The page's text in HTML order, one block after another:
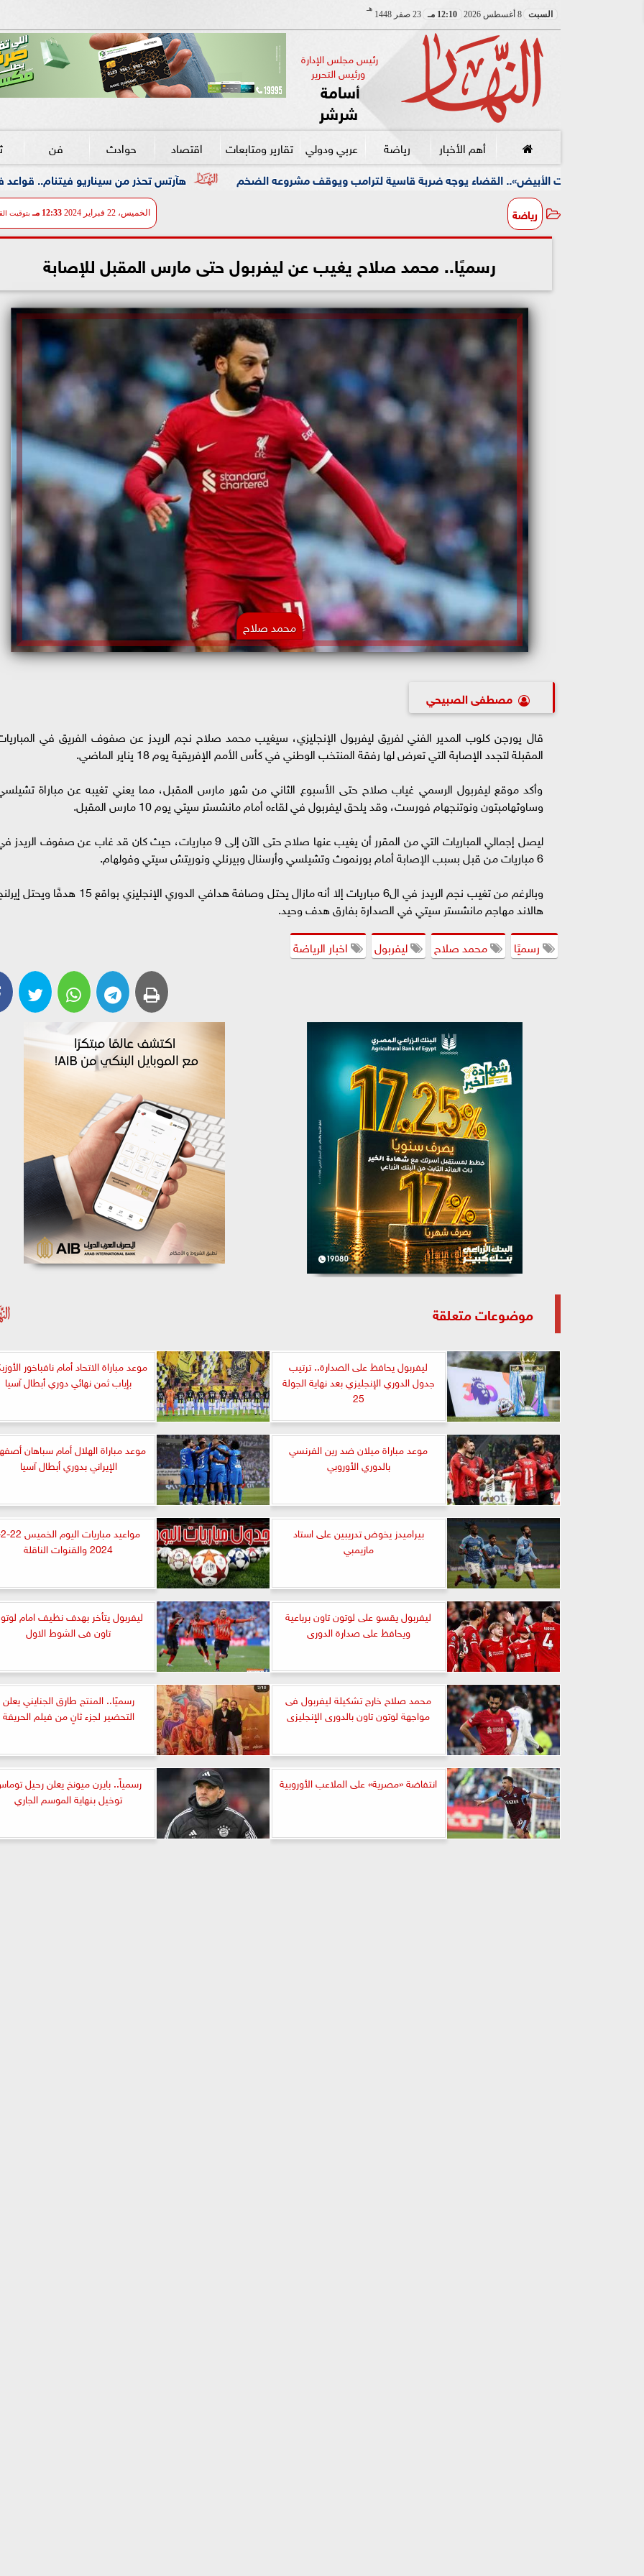
السبت 8 أغسطس 2026 12:10 مـ 23 صفر 1448
هـ
رئيس مجلس الإدارة
ورئيس التحرير
أسامة
شرشر
أهم الأخبار رياضة عربي ودولي تقارير ومتابعات اقتصاد حوادث فن
هآرتس تحذر من سيناريو فيتنام.. قواعد في لبنان واحتلال القضاء يوجه ضربة قاسية لترامب ويوقف مشروعه الضخم
رياضة الخميس، 22 فبراير 2024 12:33 مـ بتوقيت
رسميًا.. محمد صلاح يغيب عن ليفربول حتى مارس المقبل للإصابة
محمد صلاح
مصطفى الصبيحي
قال يورجن كلوب المدير الفني لفريق ليفربول الإنجليزي، سيغيب محمد صلاح نجم الريدز عن صفوف الفريق في
المقبلة لتجدد الإصابة التي تعرض لها رفقة المنتخب الوطني في كأس الأمم الإفريقية يوم 18 يناير الماضي.
وأكد موقع ليفربول الرسمي غياب صلاح حتى الأسبوع الثاني من شهر مارس المقبل، مما يعني تغيبه عن مباراة
وساوثهامبتون ونوتنجهام فورست، وقد يلحق ليفربول في لقاءه أمام مانشستر سيتي يوم 10 مارس المقبل.
ليصل إجمالي المباريات التي من المقرر أن يغيب عنها صلاح حتى الآن إلى 9 مباريات، حيث كان قد غاب عن صفوف
6 مباريات من قبل بسبب الإصابة أمام بورنموث وتشيلسي وأرسنال وبيرنلي ونوريتش سيتي وفولهام.
وبالرغم من تغيب نجم الريدز في ال6 مباريات إلا أنه مازال يحتل وصافة هدافي الدوري الإنجليزي بواقع 15 هدفًا
هالاند مهاجم مانشستر سيتي في الصدارة بفارق هدف وحيد.
رسميًا
محمد صلاح ليفربول اخبار الرياضة
موضوعات متعلقة
ليفربول يحافظ على الصدارة.. ترتيب
جدول الدوري الإنجليزي بعد نهاية الجولة
25
موعد مباراة الاتحاد أمام نافباخور
بإياب ثمن نهائي دوري أبطال آسيا
موعد مباراة ميلان ضد رين الفرنسي
بالدوري الأوروبي
موعد مباراة الهلال أمام سباهان
الإيراني بدوري أبطال آسيا
بيراميدز يخوض تدريبين على استاد
مازيمبي
2024 والقنوات الناقلة
ليفربول يقسو على لوتون تاون برباعية
ويحافظ على صدارة الدورى
ليفربول يتأخر بهدف نظيف امام
تاون فى الشوط الاول
محمد صلاح خارج تشكيلة ليفربول فى
مواجهة لوتون تاون بالدورى الإنجليزى
رسميًا.. المنتج طارق الجنايني يعلن
التحضير لجزء ثانٍ من فيلم الحريفة
انتفاضة «مصرية» على الملاعب الأوروبية
رسمياً.. بايرن ميونخ يعلن رحيل
توخيل بنهاية الموسم الجاري